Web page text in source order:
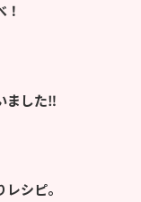
ました‼︎
シピ。